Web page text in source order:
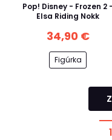
Pop! Disney - Frozen 2 -
Elsa Riding Nokk
34,90 €
Figúrka
1